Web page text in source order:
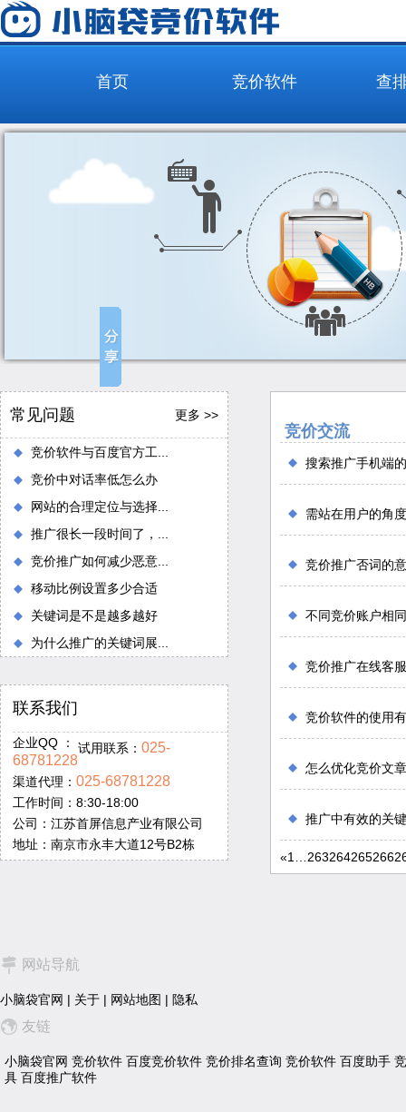
首页 竞价软件 查
常见问题 更多 >>
竞价软件与百度官方工...
竞价中对话率低怎么办
网站的合理定位与选择...
推广很长一段时间了，...
竞价推广如何减少恶意...
移动比例设置多少合适
关键词是不是越多越好
为什么推广的关键词展...
联系我们
企业QQ ： 试用联系： 025-
68781228
渠道代理： 025-68781228
工作时间：8:30-18:00
公司：江苏首屏信息产业有限公司
地址：南京市永丰大道12号B2栋
竞价交流
搜索推广手机端
需站在用户的角
竞价推广否词的
不同竞价账户相
竞价推广在线客
竞价软件的使用
怎么优化竞价文
推广中有效的关
«1 263264265266
网站导航
小脑袋官网 | 关于 | 网站地图 | 隐私
友链
小脑袋官网 竞价软件 百度竞价软件 竞价排名查询 竞价软件 百度助手
具 百度推广软件